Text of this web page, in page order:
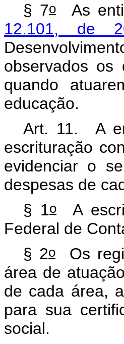
§ 7oAs
12.101, de
observados os
quando
educação.
Art. 11. A
escrituração
evidenciar o
despesas de
§ 1o
A
Federal de
§ 2oOs
área de
de cada área,
para sua
social.